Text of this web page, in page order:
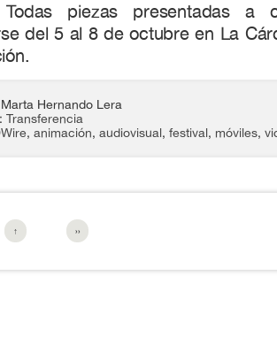
Todas piezas presentadas a
del 5 al 8 de octubre en La
| Marta Hernando Lera
Transferencia
, animación, audiovisual, festival, móviles,
↑ ››